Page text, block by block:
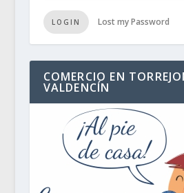
LOGIN Lost my Password
COMERCIO EN
VALDENCÍN